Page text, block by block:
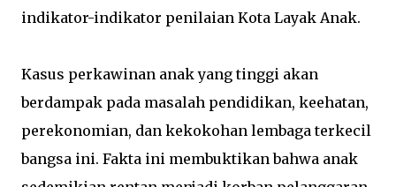
indikator-indikator penilaian Kota Layak Anak.
Kasus perkawinan anak yang tinggi akan
berdampak pada masalah pendidikan, keehatan,
perekonomian, dan kekokohan lembaga terkecil
bangsa ini. Fakta ini membuktikan bahwa anak